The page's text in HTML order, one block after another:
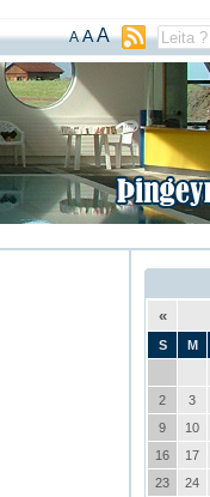
A AA
«
S M
2
3
9
10
16
17
23
24